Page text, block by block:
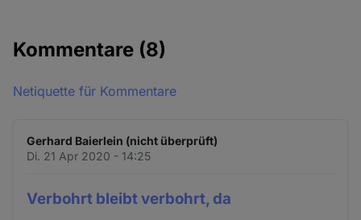
Kommentare (8)
Netiquette für Kommentare
Gerhard Baierlein (nicht überprüft)
Di. 21 Apr 2020 - 14:25
Verbohrt bleibt verbohrt, da